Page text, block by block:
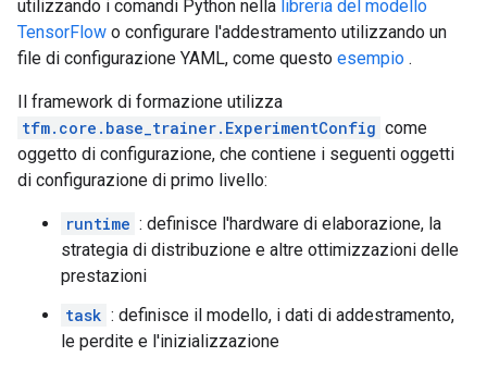
utilizzando i comandi Python nella libreria del modello
TensorFlow o configurare l'addestramento utilizzando un
file di configurazione YAML, come questo esempio .
Il framework di formazione utilizza
tfm.core.base_trainer.ExperimentConfig come
oggetto di configurazione, che contiene i seguenti oggetti
di configurazione di primo livello:
runtime : definisce l'hardware di elaborazione, la
strategia di distribuzione e altre ottimizzazioni delle
prestazioni
task : definisce il modello, i dati di addestramento,
le perdite e l'inizializzazione